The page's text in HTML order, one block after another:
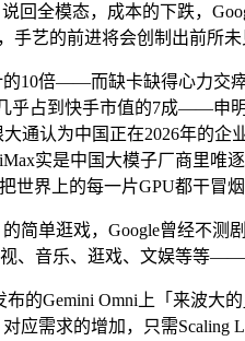
全模态，成本的下跌，
艺的前进将会创制出前所
倍——而缺卡缺得心力交瘁
占到快手市值的7成——申
通认为中国正在2026年的
实是中国大模子厂商里
世界上的每一片GPU都干冒烟
逛戏，Google曾经不测
、音乐、逛戏、文娱等等——
Gemini Omni上「来波大
需求的增加，只需